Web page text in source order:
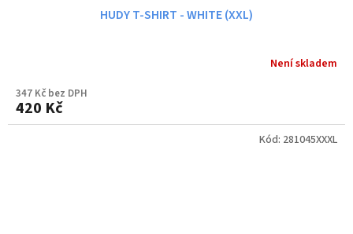
HUDY T-SHIRT - WHITE (XXL)
Není skladem
347 Kč bez DPH
420 Kč
Kód: 281045XXXL